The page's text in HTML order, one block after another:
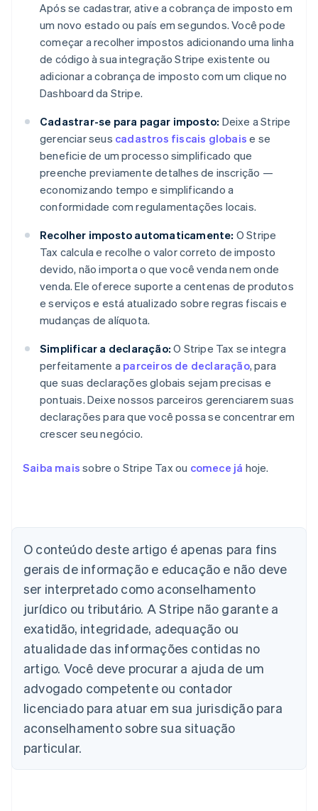
Após se cadastrar, ative a cobrança de imposto em
um novo estado ou país em segundos. Você pode
começar a recolher impostos adicionando uma linha
de código à sua integração Stripe existente ou
adicionar a cobrança de imposto com um clique no
Dashboard da Stripe.
Cadastrar-se para pagar imposto: Deixe a Stripe
gerenciar seus cadastros fiscais globais e se
beneficie de um processo simplificado que
preenche previamente detalhes de inscrição —
economizando tempo e simplificando a
conformidade com regulamentações locais.
Recolher imposto automaticamente: O Stripe
Tax calcula e recolhe o valor correto de imposto
devido, não importa o que você venda nem onde
venda. Ele oferece suporte a centenas de produtos
e serviços e está atualizado sobre regras fiscais e
mudanças de alíquota.
Simplificar a declaração: O Stripe Tax se integra
perfeitamente a parceiros de declaração, para
que suas declarações globais sejam precisas e
pontuais. Deixe nossos parceiros gerenciarem suas
declarações para que você possa se concentrar em
crescer seu negócio.
Saiba mais sobre o Stripe Tax ou comece já hoje.
O conteúdo deste artigo é apenas para fins
gerais de informação e educação e não deve
ser interpretado como aconselhamento
jurídico ou tributário. A Stripe não garante a
exatidão, integridade, adequação ou
atualidade das informações contidas no
artigo. Você deve procurar a ajuda de um
advogado competente ou contador
licenciado para atuar em sua jurisdição para
aconselhamento sobre sua situação
particular.
Alemanha
Deutsch English
Austrália
English
Áustria
Bélgica
NederlandsFrançaisDeutsch English
Brasil
Português English
Bulgária
English
Canadá
EnglishFrançais
China continental